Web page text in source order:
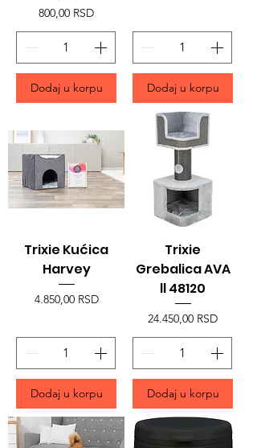
Price
800,00 RSD
Dodaj u korpu Dodaj u korpu
Trixie Kućica
Harvey
Price
4.850,00 RSD
Dodaj u korpu
Trixie
Grebalica AVA
ll 48120
Price
24.450,00 RSD
Dodaj u korpu